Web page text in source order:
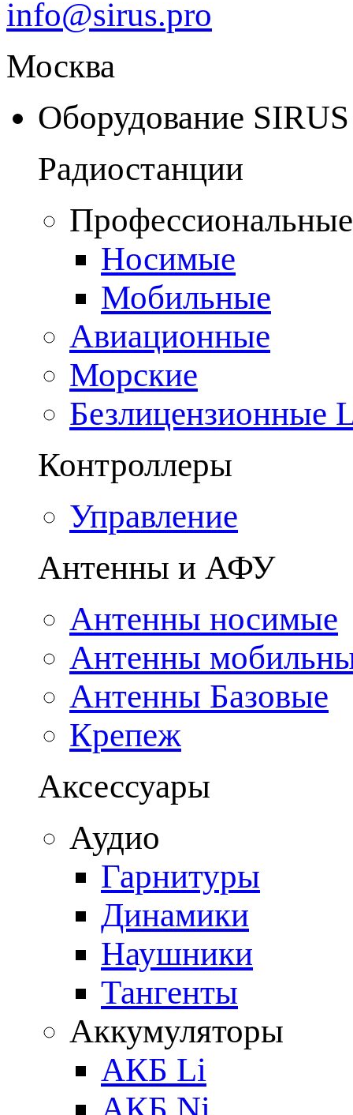
info@sirus.pro
Москва
Оборудование SIRUS
Радиостанции
Носимые
Мобильные
Авиационные
Морские
Безлицензионные
Контроллеры
Управление
Антенны и АФУ
Антенны носимые
Антенны
Антенны Базовые
Крепеж
Аксессуары
Аудио
Гарнитуры
Динамики
Наушники
Тангенты
Аккумуляторы
АКБ Li